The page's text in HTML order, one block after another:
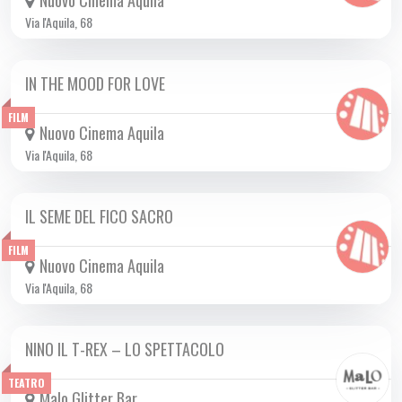
Via l'Aquila, 68
FILM
DA GIO 27/02 A MER 05/03 2025
IN THE MOOD FOR LOVE
Nuovo Cinema Aquila
Via l'Aquila, 68
FILM
DA GIO 20/02 A MER 12/03 2025
IL SEME DEL FICO SACRO
Nuovo Cinema Aquila
Via l'Aquila, 68
TEATRO
VEN 28/02 2025
NINO IL T-REX – LO SPETTACOLO